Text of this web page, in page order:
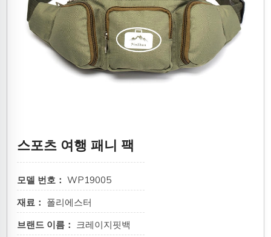
스포츠 여행 패니 팩
모델 번호： WP19005
재료： 폴리에스터
브랜드 이름： 크레이지핏백